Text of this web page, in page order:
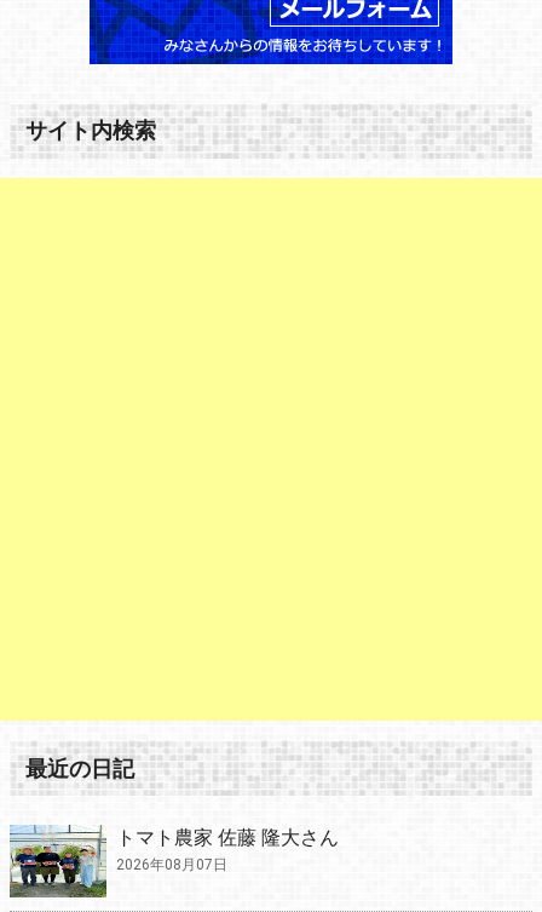
サイト内検索
最近の日記
トマト農家 佐藤 隆大さん
2026年08月07日